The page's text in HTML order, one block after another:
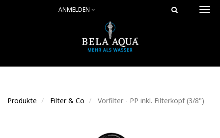
ANMELDEN
Produkte Filter & Co Vorfilter - PP inkl. Filterkopf (3/8")